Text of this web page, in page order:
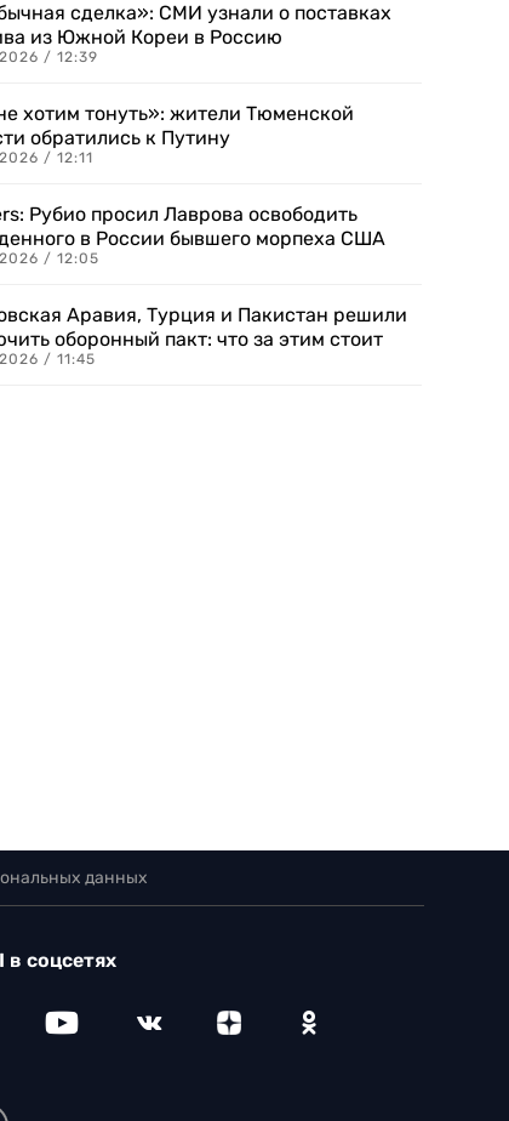
сделка»: СМИ узнали о поставках
из Южной Кореи в Россию
/ 12:39
хотим тонуть»: жители Тюменской
обратились к Путину
/ 12:11
Рубио просил Лаврова освободить
в России бывшего морпеха США
/ 12:05
Аравия, Турция и Пакистан решили
оборонный пакт: что за этим стоит
/ 11:45
данных
в соцсетях